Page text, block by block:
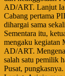
AD/ART. Lanjut Ia
Cabang pertama
dihargai sama
Sementara itu,
mengaku kegiatan
AD/ART.
salah satu pemilik
Pusat, pungkasnya.